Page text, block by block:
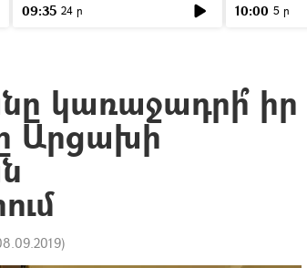
09:35 24 ր 10:00 5 ր
կառաջադրի՞ իր
Արցախի
)